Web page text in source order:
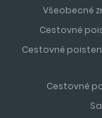
Všeobecné
Cestovné
Cestovné
Cestovné